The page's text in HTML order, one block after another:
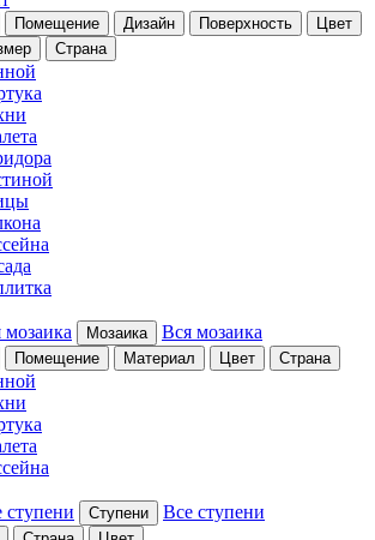
Помещение Дизайн Поверхность
Цвет
Страна
мозаика Мозаика Вся мозаика
Помещение Материал Цвет Страна
ступени Ступени Все ступени